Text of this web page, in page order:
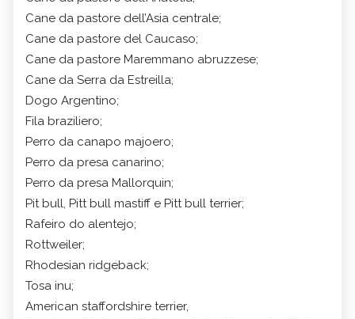
Cane da pastore dell’Asia centrale;
Cane da pastore del Caucaso;
Cane da pastore Maremmano abruzzese;
Cane da Serra da Estreilla;
Dogo Argentino;
Fila braziliero;
Perro da canapo majoero;
Perro da presa canarino;
Perro da presa Mallorquin;
Pit bull, Pitt bull mastiff e Pitt bull terrier;
Rafeiro do alentejo;
Rottweiler;
Rhodesian ridgeback;
Tosa inu;
American staffordshire terrier,